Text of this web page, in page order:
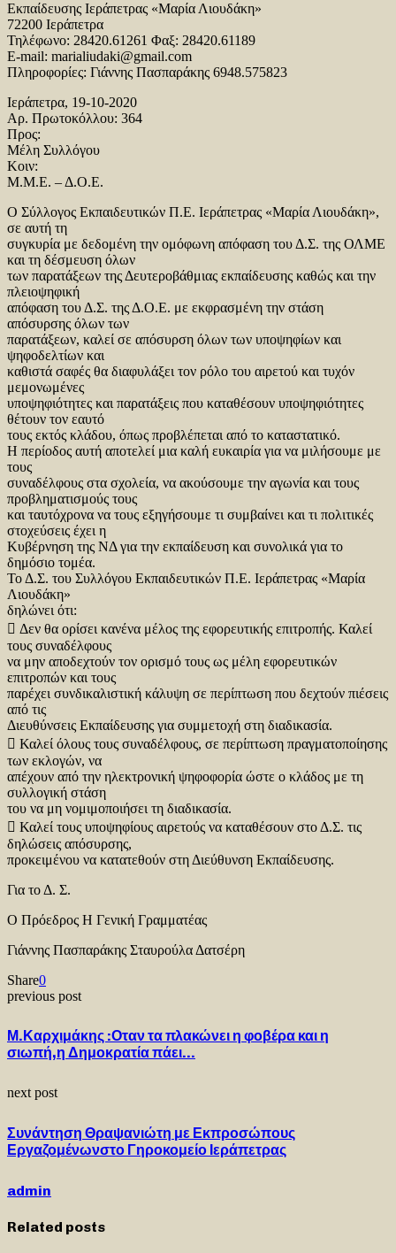
Εκπαίδευσης Ιεράπετρας «Μαρία Λιουδάκη»
72200 Ιεράπετρα
Τηλέφωνο: 28420.61261 Φαξ: 28420.61189
E-mail: marialiudaki@gmail.com
Πληροφορίες: Γιάννης Πασπαράκης 6948.575823
Ιεράπετρα, 19-10-2020
Αρ. Πρωτοκόλλου: 364
Προς:
Μέλη Συλλόγου
Κοιν:
Μ.Μ.Ε. – Δ.Ο.Ε.
Ο Σύλλογος Εκπαιδευτικών Π.Ε. Ιεράπετρας «Μαρία Λιουδάκη»,
σε αυτή τη
συγκυρία με δεδομένη την ομόφωνη απόφαση του Δ.Σ. της ΟΛΜΕ
και τη δέσμευση όλων
των παρατάξεων της Δευτεροβάθμιας εκπαίδευσης καθώς και την
πλειοψηφική
απόφαση του Δ.Σ. της Δ.Ο.Ε. με εκφρασμένη την στάση
απόσυρσης όλων των
παρατάξεων, καλεί σε απόσυρση όλων των υποψηφίων και
ψηφοδελτίων και
καθιστά σαφές θα διαφυλάξει τον ρόλο του αιρετού και τυχόν
μεμονωμένες
υποψηφιότητες και παρατάξεις που καταθέσουν υποψηφιότητες
θέτουν τον εαυτό
τους εκτός κλάδου, όπως προβλέπεται από το καταστατικό.
Η περίοδος αυτή αποτελεί μια καλή ευκαιρία για να μιλήσουμε με
τους
συναδέλφους στα σχολεία, να ακούσουμε την αγωνία και τους
προβληματισμούς τους
και ταυτόχρονα να τους εξηγήσουμε τι συμβαίνει και τι πολιτικές
στοχεύσεις έχει η
Κυβέρνηση της ΝΔ για την εκπαίδευση και συνολικά για το
δημόσιο τομέα.
Το Δ.Σ. του Συλλόγου Εκπαιδευτικών Π.Ε. Ιεράπετρας «Μαρία
Λιουδάκη»
δηλώνει ότι:
 Δεν θα ορίσει κανένα μέλος της εφορευτικής επιτροπής. Καλεί
τους συναδέλφους
να μην αποδεχτούν τον ορισμό τους ως μέλη εφορευτικών
επιτροπών και τους
παρέχει συνδικαλιστική κάλυψη σε περίπτωση που δεχτούν πιέσεις
από τις
Διευθύνσεις Εκπαίδευσης για συμμετοχή στη διαδικασία.
 Καλεί όλους τους συναδέλφους, σε περίπτωση πραγματοποίησης
των εκλογών, να
απέχουν από την ηλεκτρονική ψηφοφορία ώστε ο κλάδος με τη
συλλογική στάση
του να μη νομιμοποιήσει τη διαδικασία.
 Καλεί τους υποψηφίους αιρετούς να καταθέσουν στο Δ.Σ. τις
δηλώσεις απόσυρσης,
προκειμένου να κατατεθούν στη Διεύθυνση Εκπαίδευσης.
Για το Δ. Σ.
Ο Πρόεδρος Η Γενική Γραμματέας
Γιάννης Πασπαράκης Σταυρούλα Δατσέρη
Share0
previous post
Μ.Καρχιμάκης :Οταν τα πλακώνει η φοβέρα και η
σιωπή,η Δημοκρατία πάει…
next post
Συνάντηση Θραψανιώτη με Εκπροσώπους
Εργαζομένωνστο Γηροκομείο Ιεράπετρας
admin
Related posts